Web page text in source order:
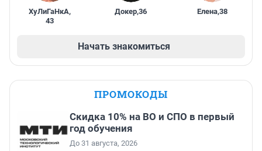
ХуЛиГаНкА,
43
Докер,36 Елена,38
Начать знакомиться
ПРОМОКОДЫ
Скидка 10% на ВО и СПО в первый
год обучения
До 31 августа, 2026